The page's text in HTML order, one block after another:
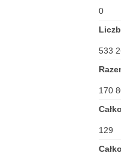
0
533
170
129